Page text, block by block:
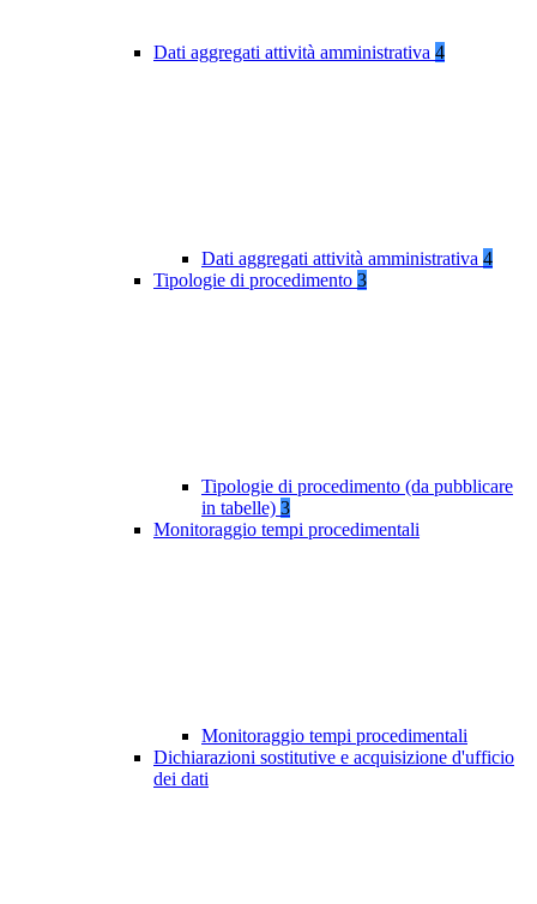
Dati aggregati attività amministrativa 4
Dati aggregati attività amministrativa 4
Tipologie di procedimento 3
Tipologie di procedimento (da pubblicare
in tabelle) 3
Monitoraggio tempi procedimentali
Monitoraggio tempi procedimentali
Dichiarazioni sostitutive e acquisizione d'ufficio
dei dati